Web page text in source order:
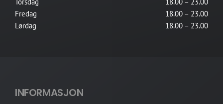
Fredag
18.00 – 23.00
Lørdag
18.00 – 23.00
INFORMASJON